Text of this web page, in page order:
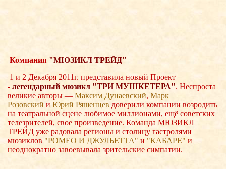
Компания "МЮЗИКЛ ТРЕЙД"
1 и 2 Декабря 2011г. представила новый Проект
- легендарный мюзикл "ТРИМУШКЕТЕРА". Неспроста
великие авторы —Максим Дунаевский, Марк
Розовский и Юрий Ряшенцев доверили компании возродить
на театральной сцене любимое миллионами, ещё советских
телезрителей, свое произведение. Команда МЮЗИКЛ
ТРЕЙД уже радовала регионы и столицу гастролями
мюзиклов "РОМЕО И ДЖУЛЬЕТТА" и "КАБАРЕ" и
неоднократно завоевывала зрительские симпатии.